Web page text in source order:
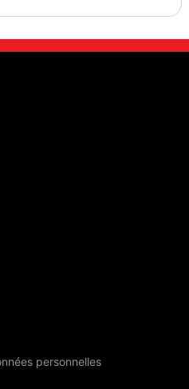
personnelles